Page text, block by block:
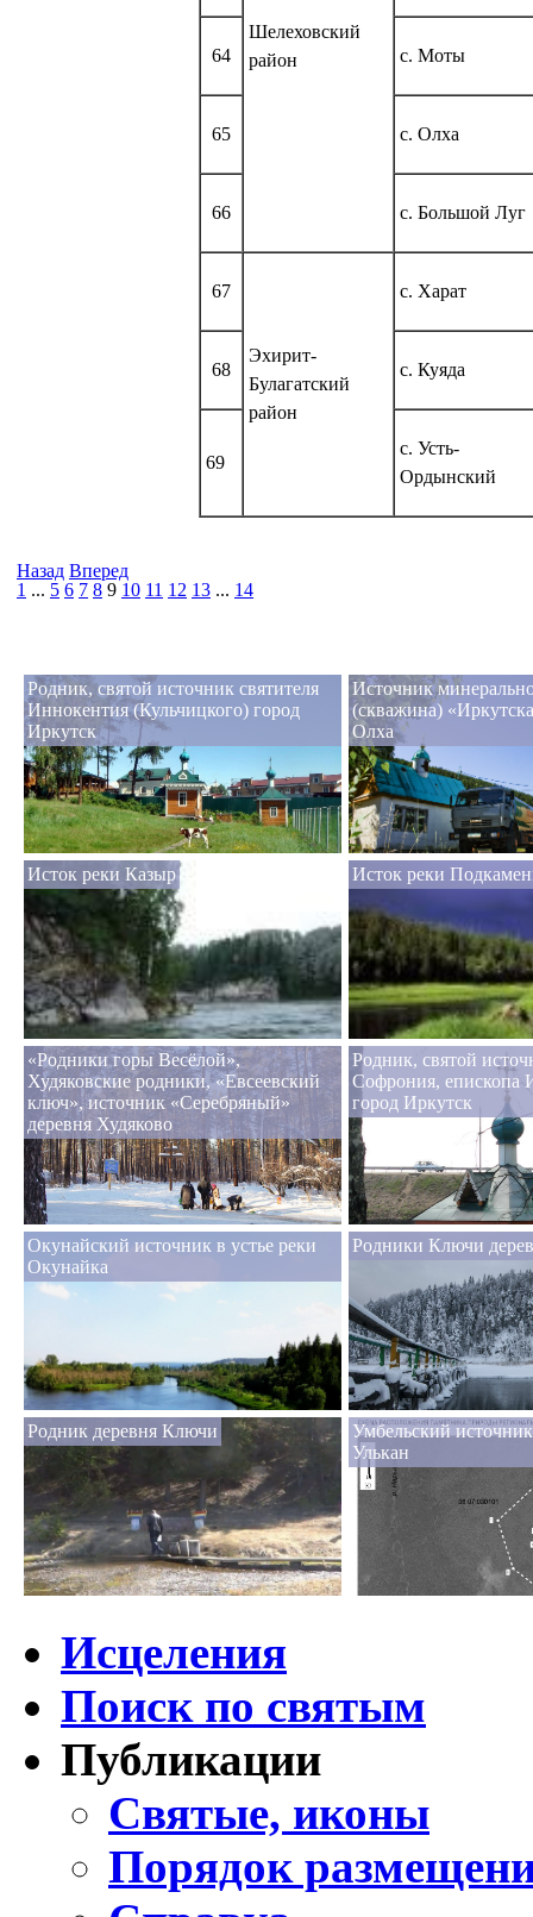
Шелеховский
район
64 с. Моты
65 с. Олха
66 с. Большой Луг
67
Эхирит-
Булагатский
район
с. Харат
68 с. Куяда
69
с. Усть-
Ордынский
1 ... 5 6 7 8 9 10 11 12 13 ... 14
Назад Вперед
Родник, святой источник святителя
Иннокентия (Кульчицкого) город
Иркутск
Источник
(скважина)
Олха
Исток реки Казыр Исток реки
«Родники горы Весёлой»,
Худяковские родники, «Евсеевский
ключ», источник «Серебряный»
деревня Худяково
Родник, святой
Софрония, епископа
город Иркутск
Окунайский источник в устье реки
Окунайка
Родники Ключи
Родник деревня Ключи
Умбельский
Улькан
Исцеления
Поиск по святым
Публикации
Святые, иконы
Порядок